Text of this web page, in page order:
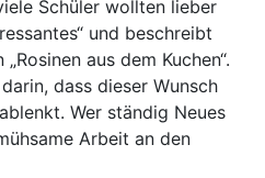
Schüler wollten lieber
und beschreibt
aus dem Kuchen“.
dass dieser Wunsch
Wer ständig Neues
Arbeit an den